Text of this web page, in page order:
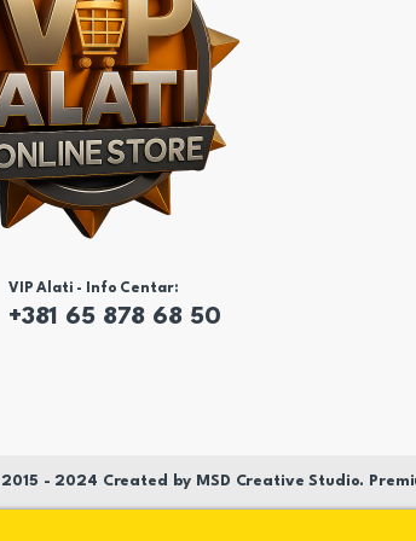
VIP Alati - Info Centar:
+381 65 878 68 50
2015 - 2024 Created by MSD Creative Studio.